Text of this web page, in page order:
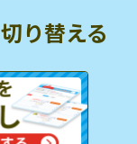
切り替える